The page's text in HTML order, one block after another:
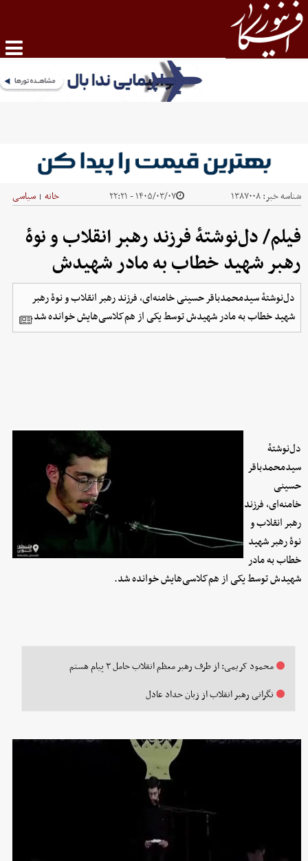
شناسه خبر:۱۳۸۷۰۰۸ ۱۴۰۵/۰۳/۰۷ - ۲۲:۲۱ خانه | سیاسی
فیلم/ دل‌نوشتهٔ فرزند رهبر انقلاب و نوهٔ
رهبر شهید خطاب به مادر شهیدش
دل‌نوشتهٔ سیدمحمدباقر حسینی خامنه‌ای، فرزند رهبر انقلاب و نوهٔ رهبر
شهید خطاب به مادر شهیدش توسط یکی از هم‌کلاسی‌هایش خوانده شد.
دل‌نوشتهٔ
سیدمحمدباقر
حسینی
خامنه‌ای، فرزند
رهبر انقلاب و
نوهٔ رهبر شهید
خطاب به مادر
شهیدش توسط یکی از هم‌کلاسی‌هایش خوانده شد.
محمود کریمی: از طرف رهبر معظم انقلاب حامل ۳ پیام هستم
نگرانی رهبر انقلاب از زبان حداد عادل